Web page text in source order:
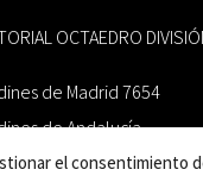
el consentimiento
OCTAEDRO
de Madrid 7654
de Andalucía
Nuevo León